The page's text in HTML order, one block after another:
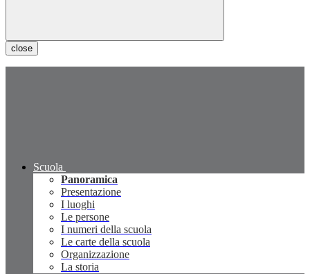
close
Scuola
Panoramica
Presentazione
I luoghi
Le persone
I numeri della scuola
Le carte della scuola
Organizzazione
La storia